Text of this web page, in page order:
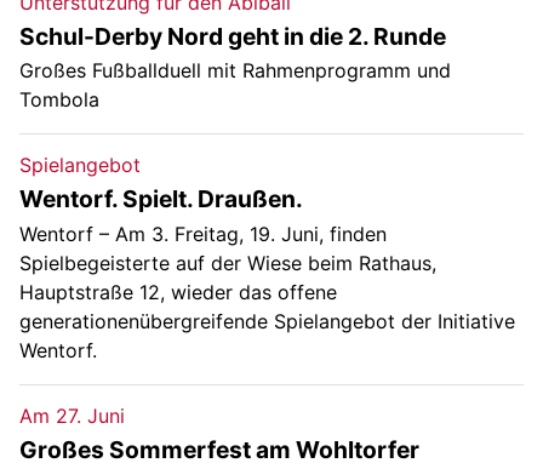
Schul-Derby Nord geht in die 2. Runde
Großes Fußballduell mit Rahmenprogramm und
Tombola
Spielangebot
Wentorf. Spielt. Draußen.
Wentorf – Am 3. Freitag, 19. Juni, finden
Spielbegeisterte auf der Wiese beim Rathaus,
Hauptstraße 12, wieder das offene
generationenübergreifende Spielangebot der Initiative
Wentorf.
Am 27. Juni
Großes Sommerfest am Wohltorfer